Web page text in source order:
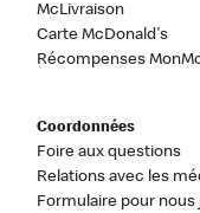
McLivraison
Carte McDonald's
Récompenses
Coordonnées
Foire aux questions
Relations avec les
Formulaire pour nous